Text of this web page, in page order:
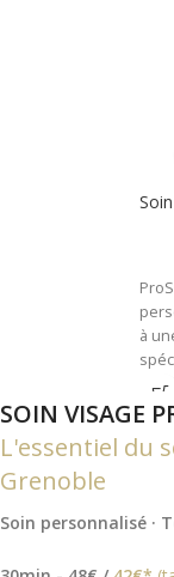
à
Que
à
SOIN VISAGE
L'essentiel du
Grenoble
Soin personnalisé ·